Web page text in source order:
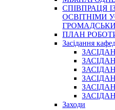
СПІВПРАЦЯ
ОСВІТНІМИ
ПЛАН
Засідання
Заходи